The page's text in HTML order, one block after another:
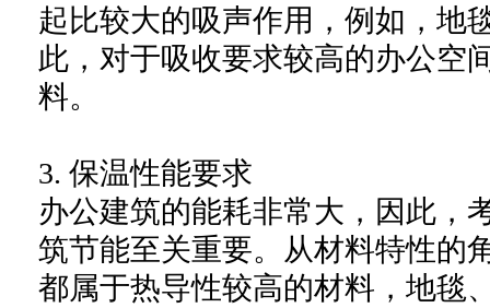
起比较大的吸声作用，例如，地
此，对于吸收要求较高的办公空
料。
3. 保温性能要求
办公建筑的能耗非常大，因此，
筑节能至关重要。从材料特性的
都属于热导性较高的材料，地毯